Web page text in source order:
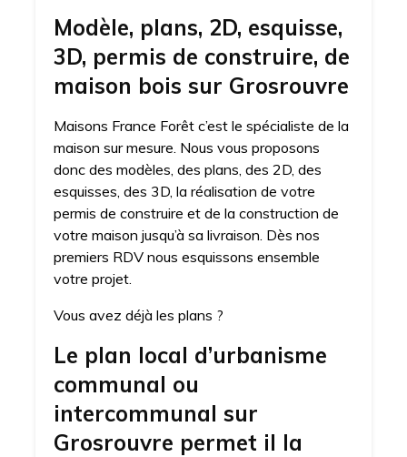
Modèle, plans, 2D, esquisse,
3D, permis de construire, de
maison bois sur Grosrouvre
Maisons France Forêt c’est le spécialiste de la
maison sur mesure. Nous vous proposons
donc des modèles, des plans, des 2D, des
esquisses, des 3D, la réalisation de votre
permis de construire et de la construction de
votre maison jusqu’à sa livraison. Dès nos
premiers RDV nous esquissons ensemble
votre projet.
Vous avez déjà les plans ?
Le plan local d’urbanisme
communal ou
intercommunal sur
Grosrouvre permet il la